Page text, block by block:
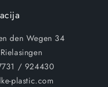
den Wegen 34
/ 924430
plastic.com